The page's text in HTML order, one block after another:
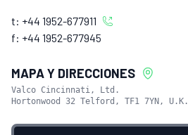
t: +44 1952-677911
f: +44 1952-677945
MAPA Y DIRECCIONES
Valco Cincinnati, Ltd.
Hortonwood 32 Telford, TF1 7YN, U.K.